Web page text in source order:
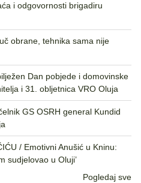
i odgovornosti brigadiru
obrane, tehnika sama nije
Dan pobjede i domovinske
i 31. obljetnica VRO Oluja
GS OSRH general Kundid
/ Emotivni Anušić u Kninu:
sudjelovao u Oluji’
Pogledaj sve